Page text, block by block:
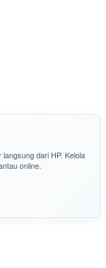
dari HP. Kelola
online.